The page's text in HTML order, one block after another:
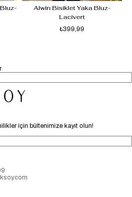
Alwin Bisiklet Yaka Bluz-
Lacivert
₺399,99
için bültenimize kayıt olun!